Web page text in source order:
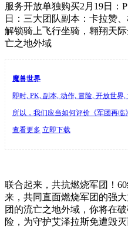
服务开放单独购买2月19日：
日：三大团队副本：卡拉赞
解锁骑上飞行坐骑，翱翔天
亡之地外域
魔兽世界
即时, PK, 副本, 动作, 冒险, 开放世界,
所以，我们应当如何评价《军团再临
查看更多 立即下载
联合起来，共抗燃烧军团！
来，共同直面燃烧军团的强
团的流亡之地外域，你将在
险，为守护艾泽拉斯免遭毁